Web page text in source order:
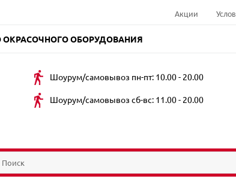
Акции
ОБОРУДОВАНИЯ
Шоурум/самовывоз пн-пт: 10.00 - 20.00
Шоурум/самовывоз сб-вс: 11.00 - 20.00